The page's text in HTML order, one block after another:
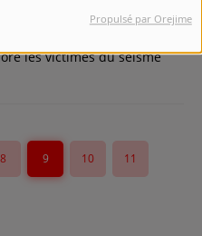
Propulsé par Orejime
les victimes du séisme
8 9 10 11